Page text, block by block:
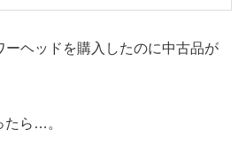
ーヘッドを購入したのに中古品が
たら…。